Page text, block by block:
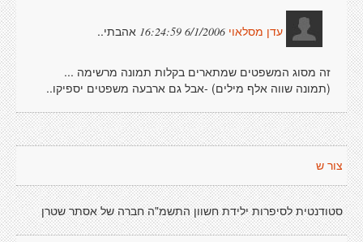
עדן מסלאוי 6/1/2006 16:24:59 אהבתי..
זה מסוג המשפטים שמתארים בקלות תמונה מרשימה ...
(תמונה שווה אלף מילים) -אבל גם ארבעה משפטים יספיקו..
צור ש
סטודנטית לסיפרות ילידת חשוון התשמ"ה חברה של אסתר שטרן